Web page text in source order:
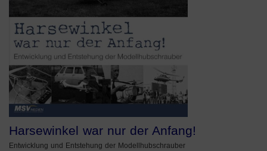
Harsewinkel war nur der Anfang!
Entwicklung und Entstehung der Modellhubschrauber